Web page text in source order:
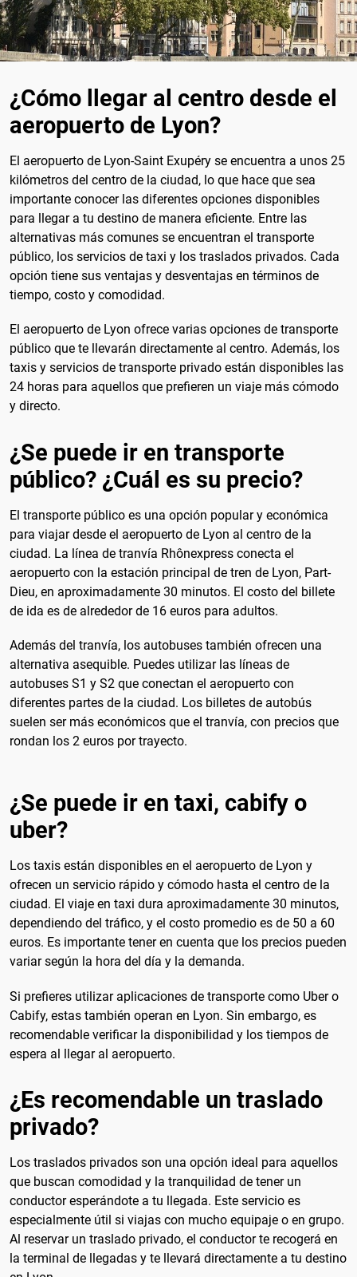
¿Cómo llegar al centro desde el
aeropuerto de Lyon?
El aeropuerto de Lyon-Saint Exupéry se encuentra a unos 25
kilómetros del centro de la ciudad, lo que hace que sea
importante conocer las diferentes opciones disponibles
para llegar a tu destino de manera eficiente. Entre las
alternativas más comunes se encuentran el transporte
público, los servicios de taxi y los traslados privados. Cada
opción tiene sus ventajas y desventajas en términos de
tiempo, costo y comodidad.
El aeropuerto de Lyon ofrece varias opciones de transporte
público que te llevarán directamente al centro. Además, los
taxis y servicios de transporte privado están disponibles las
24 horas para aquellos que prefieren un viaje más cómodo
y directo.
¿Se puede ir en transporte
público? ¿Cuál es su precio?
El transporte público es una opción popular y económica
para viajar desde el aeropuerto de Lyon al centro de la
ciudad. La línea de tranvía Rhônexpress conecta el
aeropuerto con la estación principal de tren de Lyon, Part-
Dieu, en aproximadamente 30 minutos. El costo del billete
de ida es de alrededor de 16 euros para adultos.
Además del tranvía, los autobuses también ofrecen una
alternativa asequible. Puedes utilizar las líneas de
autobuses S1 y S2 que conectan el aeropuerto con
diferentes partes de la ciudad. Los billetes de autobús
suelen ser más económicos que el tranvía, con precios que
rondan los 2 euros por trayecto.
¿Se puede ir en taxi, cabify o
uber?
Los taxis están disponibles en el aeropuerto de Lyon y
ofrecen un servicio rápido y cómodo hasta el centro de la
ciudad. El viaje en taxi dura aproximadamente 30 minutos,
dependiendo del tráfico, y el costo promedio es de 50 a 60
euros. Es importante tener en cuenta que los precios pueden
variar según la hora del día y la demanda.
Si prefieres utilizar aplicaciones de transporte como Uber o
Cabify, estas también operan en Lyon. Sin embargo, es
recomendable verificar la disponibilidad y los tiempos de
espera al llegar al aeropuerto.
¿Es recomendable un traslado
privado?
Los traslados privados son una opción ideal para aquellos
que buscan comodidad y la tranquilidad de tener un
conductor esperándote a tu llegada. Este servicio es
especialmente útil si viajas con mucho equipaje o en grupo.
Al reservar un traslado privado, el conductor te recogerá en
la terminal de llegadas y te llevará directamente a tu destino